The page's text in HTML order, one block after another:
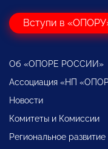
Вступи в
Об «ОПОРЕ РОССИИ»
Ассоциация «НП
Новости
Комитеты и Комиссии
Региональное развитие